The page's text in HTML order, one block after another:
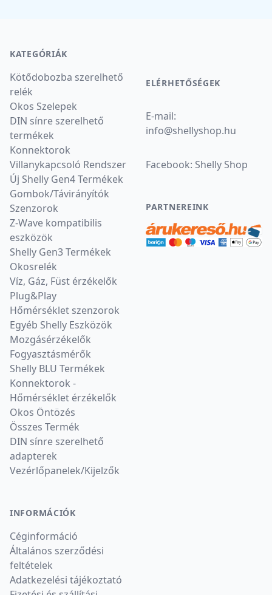
KATEGÓRIÁK
Kötődobozba szerelhető
relék
Okos Szelepek
DIN sínre szerelhető
termékek
Konnektorok
Villanykapcsoló Rendszer
Új Shelly Gen4 Termékek
Gombok/Távirányítók
Szenzorok
Z-Wave kompatibilis
eszközök
Shelly Gen3 Termékek
Okosrelék
Víz, Gáz, Füst érzékelők
Plug&Play
Hőmérséklet szenzorok
Egyéb Shelly Eszközök
Mozgásérzékelők
Fogyasztásmérők
Shelly BLU Termékek
Konnektorok -
Hőmérséklet érzékelők
Okos Öntözés
Összes Termék
DIN sínre szerelhető
adapterek
Vezérlőpanelek/Kijelzők
INFORMÁCIÓK
Céginformáció
Általános szerződési
feltételek
Adatkezelési tájékoztató
ELÉRHETŐSÉGEK
E-mail:
info@shellyshop.hu
Facebook: Shelly Shop
PARTNEREINK